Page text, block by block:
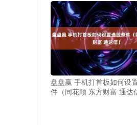
盘盘赢 手机打首板如何设
件（同花顺 东方财富 通达